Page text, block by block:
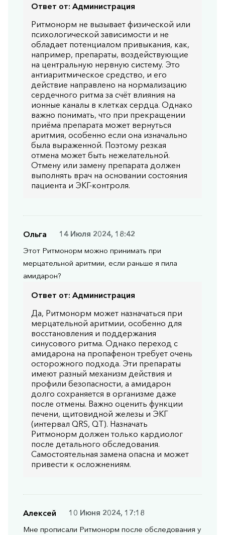
Ответ от: Администрация
Ритмонорм не вызывает физической или
психологической зависимости и не
обладает потенциалом привыкания, как,
например, препараты, воздействующие
на центральную нервную систему. Это
антиаритмическое средство, и его
действие направлено на нормализацию
сердечного ритма за счёт влияния на
ионные каналы в клетках сердца. Однако
важно понимать, что при прекращении
приёма препарата может вернуться
аритмия, особенно если она изначально
была выраженной. Поэтому резкая
отмена может быть нежелательной.
Отмену или замену препарата должен
выполнять врач на основании состояния
пациента и ЭКГ-контроля.
Ольга
14 Июля 2024, 18:42
Этот Ритмонорм можно принимать при
мерцательной аритмии, если раньше я пила
амидарон?
Ответ от: Администрация
Да, Ритмонорм может назначаться при
мерцательной аритмии, особенно для
восстановления и поддержания
синусового ритма. Однако переход с
амидарона на пропафенон требует очень
осторожного подхода. Эти препараты
имеют разный механизм действия и
профили безопасности, а амидарон
долго сохраняется в организме даже
после отмены. Важно оценить функции
печени, щитовидной железы и ЭКГ
(интервал QRS, QT). Назначать
Ритмонорм должен только кардиолог
после детального обследования.
Самостоятельная замена опасна и может
привести к осложнениям.
Алексей
10 Июня 2024, 17:18
Мне прописали Ритмонорм после обследования у